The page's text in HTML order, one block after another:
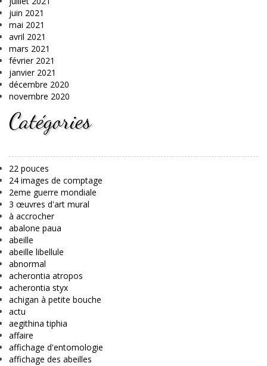
juin 2021
mai 2021
avril 2021
mars 2021
février 2021
janvier 2021
décembre 2020
novembre 2020
Catégories
22 pouces
24 images de comptage
2eme guerre mondiale
3 œuvres d'art mural
à accrocher
abalone paua
abeille
abeille libellule
abnormal
acherontia atropos
acherontia styx
achigan à petite bouche
actu
aegithina tiphia
affaire
affichage d'entomologie
affichage des abeilles